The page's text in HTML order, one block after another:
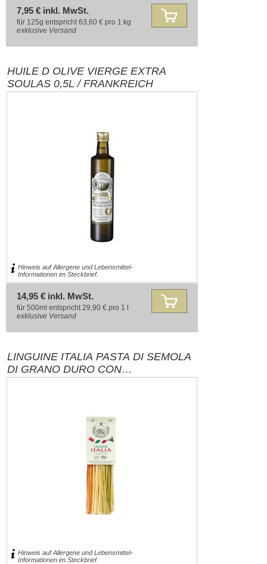
7,95 € inkl. MwSt.
für 125g entspricht 63,60 € pro 1 kg
exklusive Versand
HUILE D OLIVE VIERGE EXTRA
SOULAS 0,5L / FRANKREICH
Hinweis auf Allergene und Lebensmittel-
Informationen im Steckbrief.
14,95 € inkl. MwSt.
für 500ml entspricht 29,90 € pro 1 l
exklusive Versand
LINGUINE ITALIA PASTA DI SEMOLA
DI GRANO DURO CON
PEPERONCINO ROSSO E SPINACI
Hinweis auf Allergene und Lebensmittel-
Informationen im Steckbrief.